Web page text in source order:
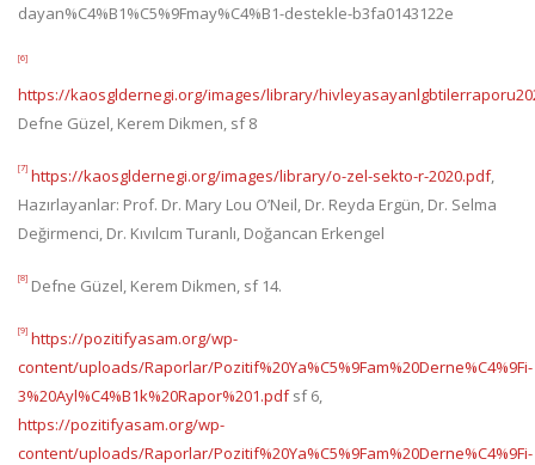
dayan%C4%B1%C5%9Fmay%C4%B1-destekle-b3fa0143122e
[6]
https://kaosgldernegi.org/images/library/
Defne Güzel, Kerem Dikmen, sf 8
[7] https://kaosgldernegi.org/images/library/o-zel-sekto-r-2020.pdf,
Hazırlayanlar: Prof. Dr. Mary Lou O’Neil, Dr. Reyda Ergün, Dr. Selma
Değirmenci, Dr. Kıvılcım Turanlı, Doğancan Erkengel
[8] Defne Güzel, Kerem Dikmen, sf 14.
[9] https://pozitifyasam.org/wp-
content/uploads/Raporlar/Pozitif%20Ya%C5%9Fam%20Derne%C4%9Fi-
3%20Ayl%C4%B1k%20Rapor%201.pdfsf 6,
https://pozitifyasam.org/wp-
content/uploads/Raporlar/Pozitif%20Ya%C5%9Fam%20Derne%C4%9Fi-